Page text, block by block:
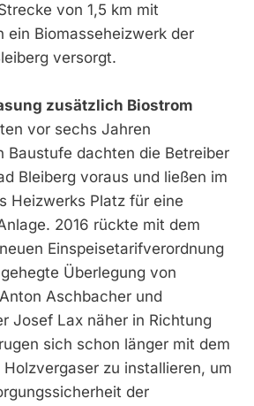
von 1,5 km mit
ein Biomasseheizwerk der
versorgt.
zusätzlich Biostrom
vor sechs Jahren
Baustufe dachten die Betreiber
Bleiberg voraus und ließen im
Heizwerks Platz für eine
2016 rückte mit dem
Einspeisetarifverordnung
Überlegung von
Aschbacher und
Josef Lax näher in Richtung
sich schon länger mit dem
Holzvergaser zu installieren, um
der